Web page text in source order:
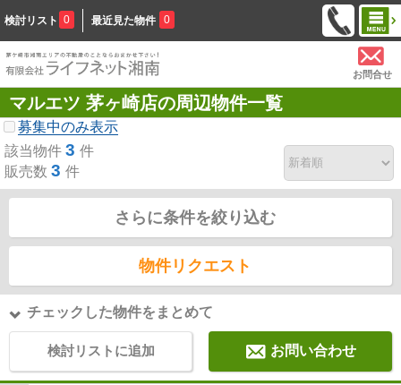
検討リスト 0 最近見た物件 0
お問合せ
マルエツ 茅ヶ崎店の周辺物件一覧
募集中のみ表示
該当物件 3 件
販売数 3 件
さらに条件を絞り込む
物件リクエスト
チェックした物件をまとめて
検討リストに追加 お問い合わせ